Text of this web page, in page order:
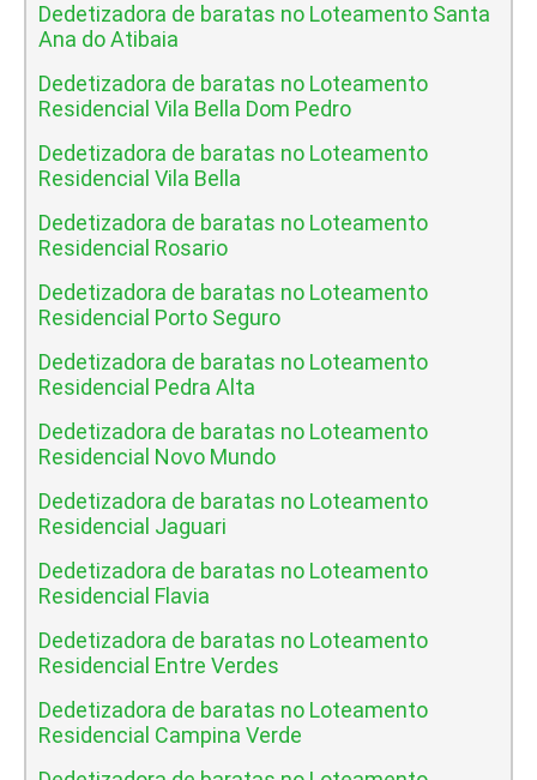
Dedetizadora de baratas no Loteamento Santa
Ana do Atibaia
Dedetizadora de baratas no Loteamento
Residencial Vila Bella Dom Pedro
Dedetizadora de baratas no Loteamento
Residencial Vila Bella
Dedetizadora de baratas no Loteamento
Residencial Rosario
Dedetizadora de baratas no Loteamento
Residencial Porto Seguro
Dedetizadora de baratas no Loteamento
Residencial Pedra Alta
Dedetizadora de baratas no Loteamento
Residencial Novo Mundo
Dedetizadora de baratas no Loteamento
Residencial Jaguari
Dedetizadora de baratas no Loteamento
Residencial Flavia
Dedetizadora de baratas no Loteamento
Residencial Entre Verdes
Dedetizadora de baratas no Loteamento
Residencial Campina Verde